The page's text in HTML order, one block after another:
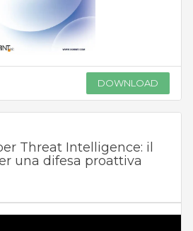
DOWNLOAD
Threat Intelligence: il
una difesa proattiva